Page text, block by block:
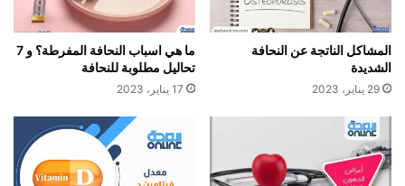
المشاكل الناتجة عن النحافة
الشديدة
29 يناير، 2023
ما هي اسباب النحافة المفرطة؟ و 7
تحاليل مطلوبة للنحافة
17 يناير، 2023